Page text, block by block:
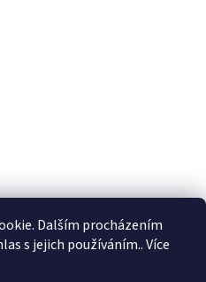
Dalším procházením
s jejich používáním.. Více